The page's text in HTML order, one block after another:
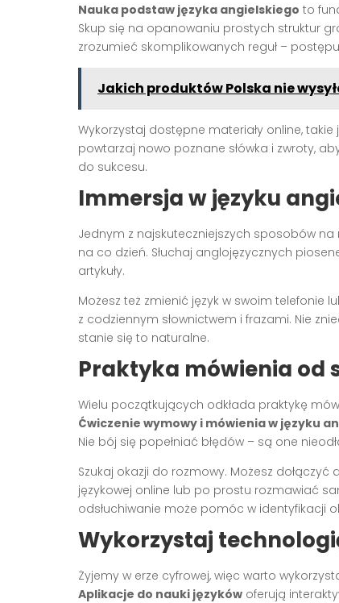
Nauka podstaw języka angielskiego to
Skup się na opanowaniu prostych struktur
zrozumieć skomplikowanych reguł –
Jakich produktów Polska nie
Wykorzystaj dostępne materiały online,
powtarzaj nowo poznane słówka i zwroty,
do sukcesu.
Immersja w języku
Jednym z najskuteczniejszych sposobów na
na co dzień. Słuchaj anglojęzycznych
artykuły.
Możesz też zmienić język w swoim telefonie
z codziennym słownictwem i frazami. Nie
stanie się to naturalne.
Praktyka mówienia od
Wielu początkujących odkłada praktykę
Ćwiczenie wymowy i mówienia w języku
Nie bój się popełniać błędów – są one
Szukaj okazji do rozmowy. Możesz
językowej online lub po prostu rozmawiać
odsłuchiwanie może pomóc w identyfikacji
Wykorzystaj
Żyjemy w erze cyfrowej, więc warto
Aplikacje do nauki języków oferują